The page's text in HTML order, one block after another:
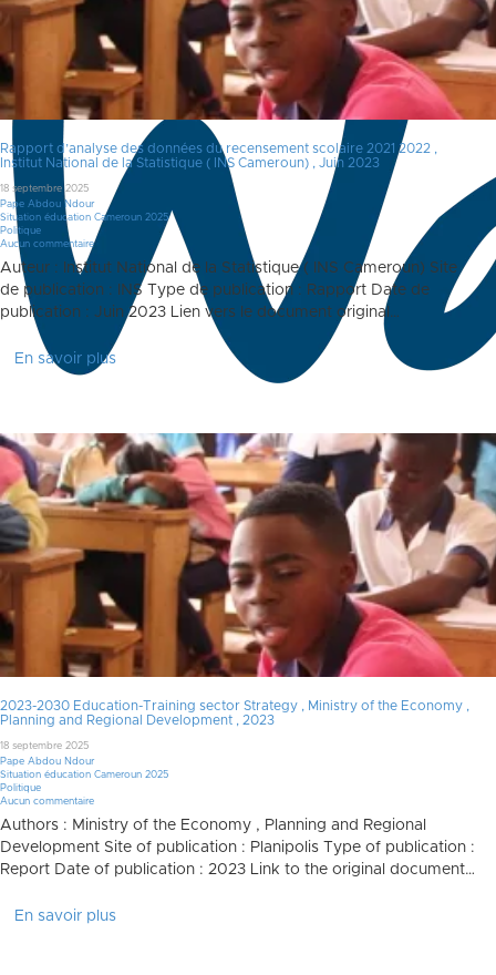
Rapport d’analyse des données du recensement scolaire 2021 2022 ,
Institut National de la Statistique ( INS Cameroun) , Juin 2023
18 septembre 2025
Pape Abdou Ndour
Situation éducation Cameroun 2025
Politique
Aucun commentaire
Auteur : Institut National de la Statistique ( INS Cameroun) Site
de publication : INS Type de publication : Rapport Date de
publication : Juin 2023 Lien vers le document original…
En savoir plus
2023-2030 Education-Training sector Strategy , Ministry of the Economy ,
Planning and Regional Development , 2023
18 septembre 2025
Pape Abdou Ndour
Situation éducation Cameroun 2025
Politique
Aucun commentaire
Authors : Ministry of the Economy , Planning and Regional
Development Site of publication : Planipolis Type of publication :
Report Date of publication : 2023 Link to the original document…
En savoir plus